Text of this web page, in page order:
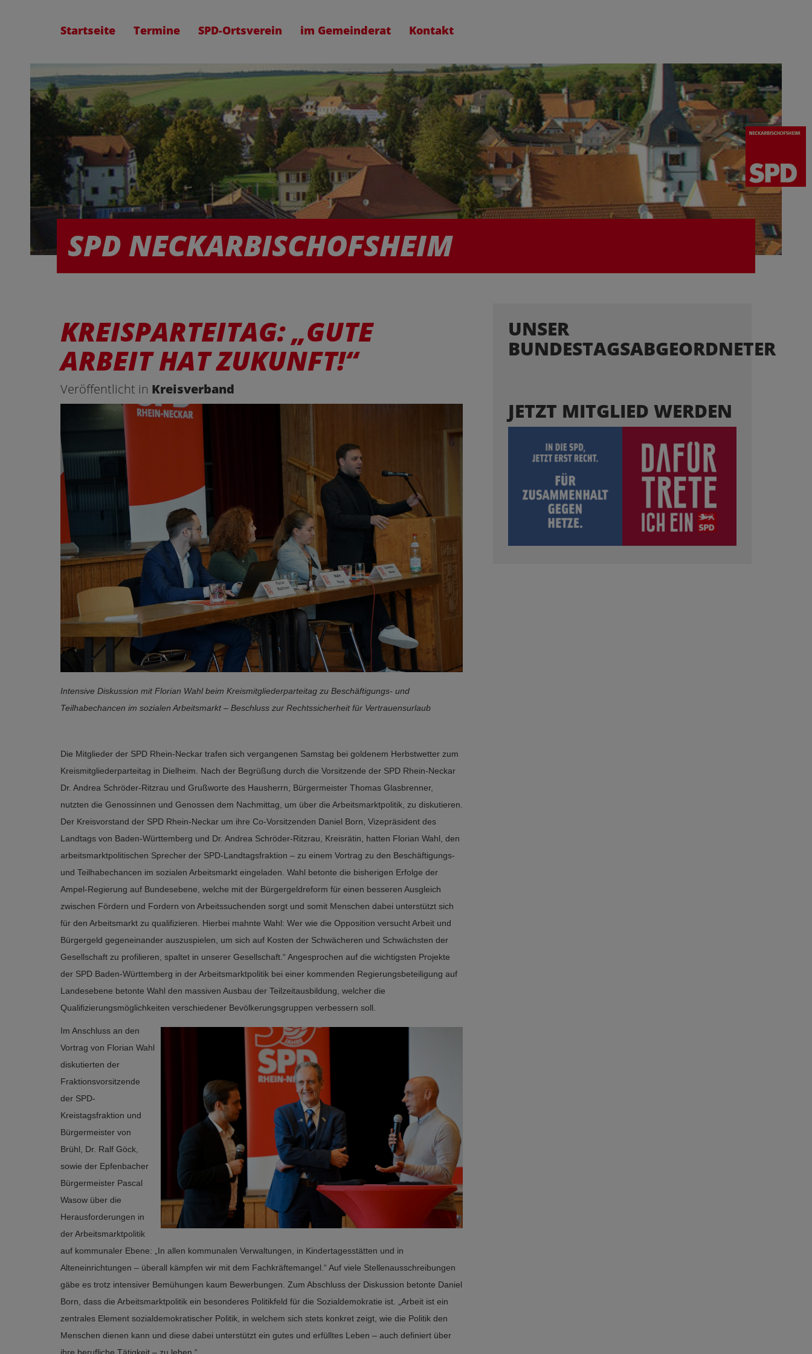
Startseite Termine SPD-Ortsverein im Gemeinderat Kontakt
SPD NECKARBISCHOFSHEIM
KREISPARTEITAG: „GUTE
ARBEIT HAT ZUKUNFT!“
Veröffentlicht in Kreisverband
Intensive Diskussion mit Florian Wahl beim Kreismitgliederparteitag zu Beschäftigungs- und
Teilhabechancen im sozialen Arbeitsmarkt – Beschluss zur Rechtssicherheit für Vertrauensurlaub
Die Mitglieder der SPD Rhein-Neckar trafen sich vergangenen Samstag bei goldenem Herbstwetter zum
Kreismitgliederparteitag in Dielheim. Nach der Begrüßung durch die Vorsitzende der SPD Rhein-Neckar
Dr. Andrea Schröder-Ritzrau und Grußworte des Hausherrn, Bürgermeister Thomas Glasbrenner,
nutzten die Genossinnen und Genossen dem Nachmittag, um über die Arbeitsmarktpolitik, zu diskutieren.
Der Kreisvorstand der SPD Rhein-Neckar um ihre Co-Vorsitzenden Daniel Born, Vizepräsident des
Landtags von Baden-Württemberg und Dr. Andrea Schröder-Ritzrau, Kreisrätin, hatten Florian Wahl, den
arbeitsmarktpolitischen Sprecher der SPD-Landtagsfraktion – zu einem Vortrag zu den Beschäftigungs-
und Teilhabechancen im sozialen Arbeitsmarkt eingeladen. Wahl betonte die bisherigen Erfolge der
Ampel-Regierung auf Bundesebene, welche mit der Bürgergeldreform für einen besseren Ausgleich
zwischen Fördern und Fordern von Arbeitssuchenden sorgt und somit Menschen dabei unterstützt sich
für den Arbeitsmarkt zu qualifizieren. Hierbei mahnte Wahl: Wer wie die Opposition versucht Arbeit und
Bürgergeld gegeneinander auszuspielen, um sich auf Kosten der Schwächeren und Schwächsten der
Gesellschaft zu profilieren, spaltet in unserer Gesellschaft.“ Angesprochen auf die wichtigsten Projekte
der SPD Baden-Württemberg in der Arbeitsmarktpolitik bei einer kommenden Regierungsbeteiligung auf
Landesebene betonte Wahl den massiven Ausbau der Teilzeitausbildung, welcher die
Qualifizierungsmöglichkeiten verschiedener Bevölkerungsgruppen verbessern soll.
Im Anschluss an den
Vortrag von Florian Wahl
diskutierten der
Fraktionsvorsitzende
der SPD-
Kreistagsfraktion und
Bürgermeister von
Brühl, Dr. Ralf Göck,
sowie der Epfenbacher
Bürgermeister Pascal
Wasow über die
Herausforderungen in
der Arbeitsmarktpolitik
auf kommunaler Ebene: „In allen kommunalen Verwaltungen, in Kindertagesstätten und in
Alteneinrichtungen – überall kämpfen wir mit dem Fachkräftemangel.“ Auf viele Stellenausschreibungen
gäbe es trotz intensiver Bemühungen kaum Bewerbungen. Zum Abschluss der Diskussion betonte Daniel
Born, dass die Arbeitsmarktpolitik ein besonderes Politikfeld für die Sozialdemokratie ist. „Arbeit ist ein
zentrales Element sozialdemokratischer Politik, in welchem sich stets konkret zeigt, wie die Politik den
Menschen dienen kann und diese dabei unterstützt ein gutes und erfülltes Leben – auch definiert über
UNSER
BUNDESTAGSABGEORDNETER
JETZT MITGLIED WERDEN